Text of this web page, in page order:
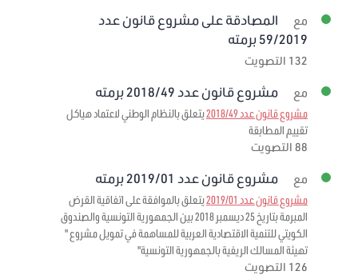
مع
المصادقة على مشروع قانون عدد
59/2019 برمته
132 التصويت
مع مشروع قانون عدد 2018/49 برمته
مشروع قانون عدد 2018/49
يتعلق بالنظام الوطني لاعتماد هياكل
تقييم المطابقة
88 التصويت
مع مشروع قانون عدد 2019/01 برمته
مشروع قانون عدد 2019/01
يتعلق بالموافقة على اتفاقية القرض
المبرمة بتاريخ 25 ديسمبر 2018 بين الجمهورية التونسية والصندوق
الكويتي للتنمية الاقتصادية العربية للمساهمة في تمويل مشروع "
تهيئة المسالك الريفية بالجمهورية التونسية"
126 التصويت